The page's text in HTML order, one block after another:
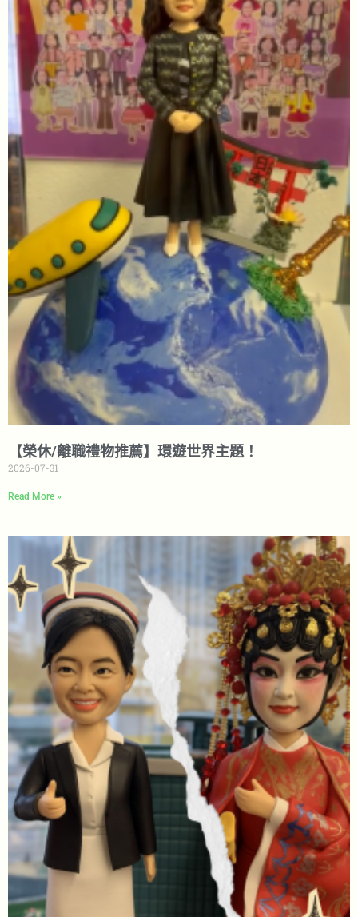
【榮休/離職禮物推薦】環遊世界主題！
2026-07-31
Read More »